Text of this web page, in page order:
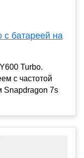
с батареей на
Turbo.
с частотой
Snapdragon 7s